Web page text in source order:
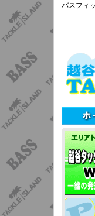
バスフィ